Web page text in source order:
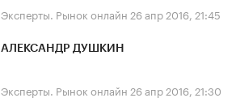
Эксперты. Рынок онлайн 26 апр 2016, 21:45
АЛЕКСАНДР ДУШКИН
Эксперты. Рынок онлайн 26 апр 2016, 21:30